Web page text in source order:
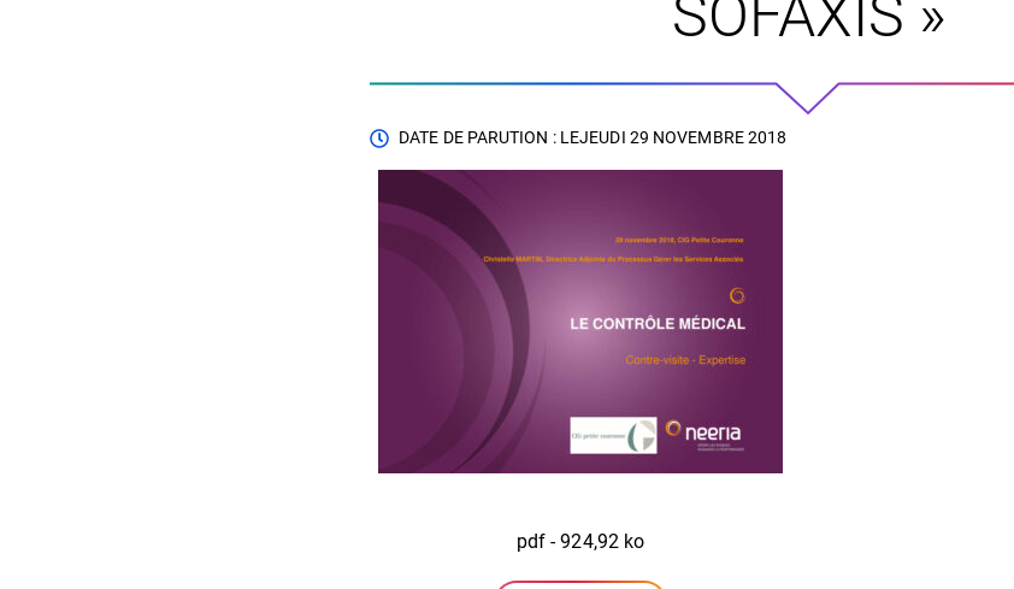
SOFAXIS »
DATE DE PARUTION : LEJEUDI 29 NOVEMBRE 2018
pdf - 924,92 ko